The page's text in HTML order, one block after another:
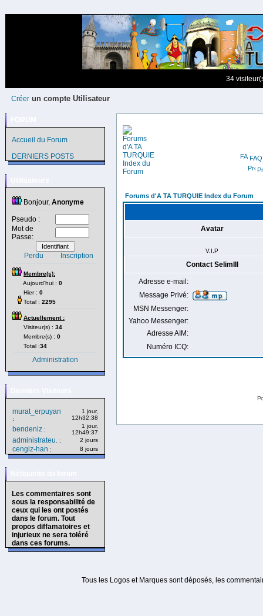
34
Créer un compte Utilisateur
Accueil du Forum
DERNIERS POSTS
Bonjour, Anonyme
Pseudo :
Mot de
Passe:
Perdu Inscription
Membre(s):
Aujourd'hui : 0
Hier : 0
Total : 2295
Actuellement :
Visiteur(s) : 34
Membre(s) : 0
Total :34
Administration
murat_erpuyan
:
1 jour,
12h32:38
bendeniz :
1 jour,
12h49:37
administrateu. : 2 jours
cengiz-han : 8 jours
Les commentaires sont
sous la responsabilité de
ceux qui les ont postés
dans le forum. Tout
propos diffamatoires et
injurieux ne sera toléré
dans ces forums.
FAQ
Forums d'A TA TURQUIE Index du Forum
Avatar
V.I.P
Contact SelimIII
Adresse e-mail:
Message Privé:
MSN Messenger:
Yahoo Messenger:
Adresse AIM:
Numéro ICQ:
Tous les Logos et Marques sont déposés, les